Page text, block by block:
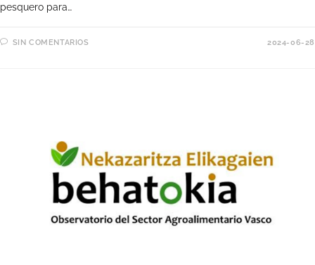
pesquero para…
SIN COMENTARIOS 2024-06-28